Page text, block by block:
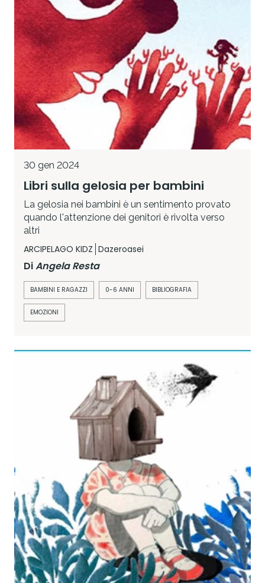
30 gen 2024
Libri sulla gelosia per bambini
La gelosia nei bambini è un sentimento provato
quando l'attenzione dei genitori è rivolta verso
altri
ARCIPELAGO KIDZ Dazeroasei
DiAngela Resta
BAMBINI E RAGAZZI 0-6 ANNI BIBLIOGRAFIA
EMOZIONI